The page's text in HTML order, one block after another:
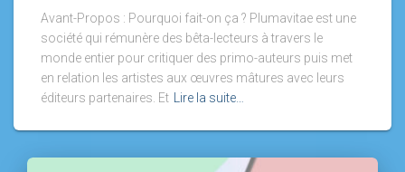
Avant-Propos : Pourquoi fait-on ça ? Plumavitae est une
société qui rémunère des bêta-lecteurs à travers le
monde entier pour critiquer des primo-auteurs puis met
en relation les artistes aux œuvres mâtures avec leurs
éditeurs partenaires. Et Lire la suite…